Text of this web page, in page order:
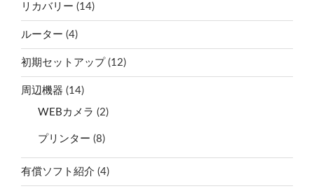
リカバリー (14)
ルーター (4)
初期セットアップ (12)
周辺機器 (14)
WEBカメラ (2)
プリンター (8)
有償ソフト紹介 (4)